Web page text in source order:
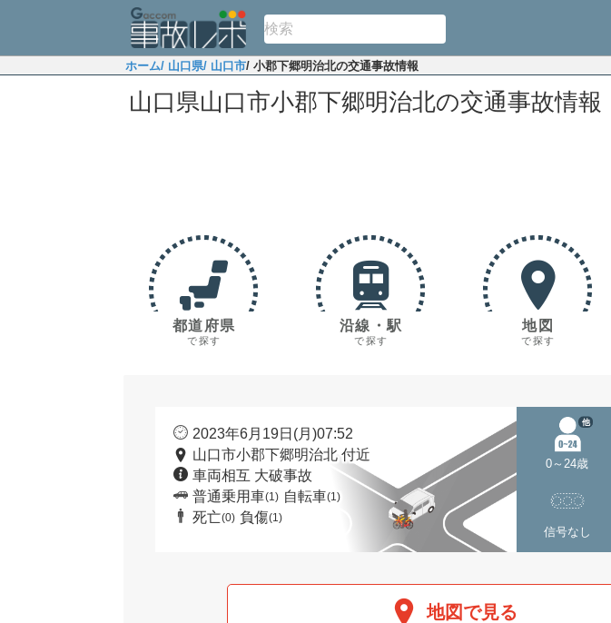
ホーム/ 山口県/ 山口市/ 小郡下郷明治北の交通事故情報
山口県山口市小郡下郷明治北の交通事故情報
都道府県
で探す
沿線・駅
で探す
地図
で探す
2023年6月19日(月)07:52
山口市小郡下郷明治北 付近
車両相互 大破事故
普通乗用車(1) 自転車(1)
死亡(0) 負傷(1)
0～24歳
他
信号なし
地図で見る